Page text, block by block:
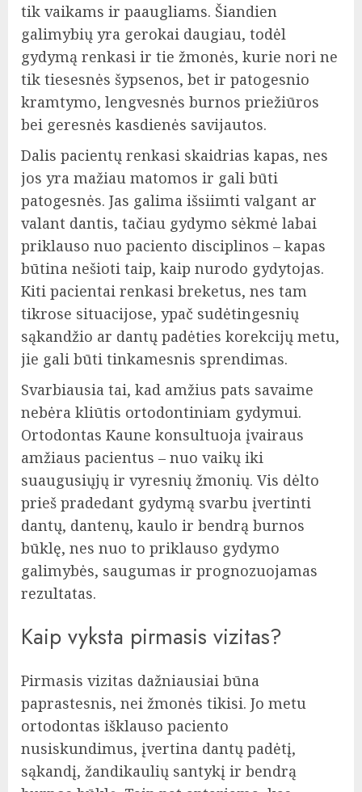
tik vaikams ir paaugliams. Šiandien
galimybių yra gerokai daugiau, todėl
gydymą renkasi ir tie žmonės, kurie nori ne
tik tiesesnės šypsenos, bet ir patogesnio
kramtymo, lengvesnės burnos priežiūros
bei geresnės kasdienės savijautos.
Dalis pacientų renkasi skaidrias kapas, nes
jos yra mažiau matomos ir gali būti
patogesnės. Jas galima išsiimti valgant ar
valant dantis, tačiau gydymo sėkmė labai
priklauso nuo paciento disciplinos – kapas
būtina nešioti taip, kaip nurodo gydytojas.
Kiti pacientai renkasi breketus, nes tam
tikrose situacijose, ypač sudėtingesnių
sąkandžio ar dantų padėties korekcijų metu,
jie gali būti tinkamesnis sprendimas.
Svarbiausia tai, kad amžius pats savaime
nebėra kliūtis ortodontiniam gydymui.
Ortodontas Kaune konsultuoja įvairaus
amžiaus pacientus – nuo vaikų iki
suaugusiųjų ir vyresnių žmonių. Vis dėlto
prieš pradedant gydymą svarbu įvertinti
dantų, dantenų, kaulo ir bendrą burnos
būklę, nes nuo to priklauso gydymo
galimybės, saugumas ir prognozuojamas
rezultatas.
Kaip vyksta pirmasis vizitas?
Pirmasis vizitas dažniausiai būna
paprastesnis, nei žmonės tikisi. Jo metu
ortodontas išklauso paciento
nusiskundimus, įvertina dantų padėtį,
sąkandį, žandikaulių santykį ir bendrą